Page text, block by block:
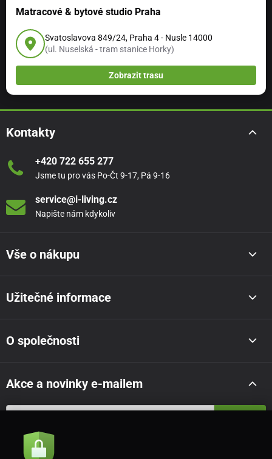
Matracové & bytové studio Praha
Svatoslavova 849/24, Praha 4 - Nusle 14000
(ul. Nuselská - tram stanice Horky)
Zobrazit trasu
Kontakty
+420 722 655 277
Jsme tu pro vás Po-Čt 9-17, Pá 9-16
service@i-living.cz
Napište nám kdykoliv
Vše o nákupu
Užitečné informace
O společnosti
Akce a novinky e-mailem
Souhlasím se